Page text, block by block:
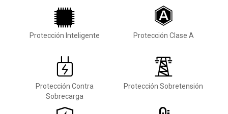
Protección Inteligente Protección Clase A
Protección Contra
Sobrecarga
Protección Sobretensión